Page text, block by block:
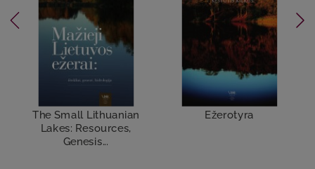
The Small Lithuanian
Lakes: Resources,
Genesis...
Ežerotyra